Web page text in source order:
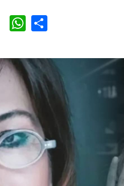
PinterestWhatsApp
Ali Erbil bu evliliği neden yaptı?